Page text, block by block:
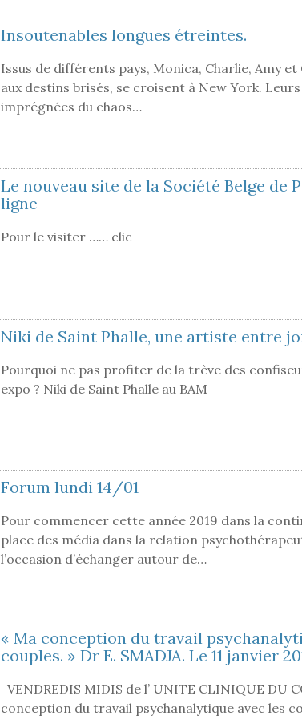
Insoutenables longues étreintes.
Issus de différents pays, Monica, Charlie, Amy
aux destins brisés, se croisent à New York.
imprégnées du chaos…
Le nouveau site de la Société Belge de
ligne
Pour le visiter …… clic
Niki de Saint Phalle, une artiste entre
Pourquoi ne pas profiter de la trève des
expo ? Niki de Saint Phalle au BAM
Forum lundi 14/01
Pour commencer cette année 2019 dans la
place des média dans la relation
l’occasion d’échanger autour de…
« Ma conception du travail
couples. » Dr E. SMADJA. Le 11 janvier
VENDREDIS MIDIS de l’ UNITE CLINIQUE DU
conception du travail psychanalytique avec les